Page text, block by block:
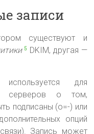
записи
существуют и
5
DKIM, другая —
для
серверов о том,
подписаны (o=-) или
опций
Запись может